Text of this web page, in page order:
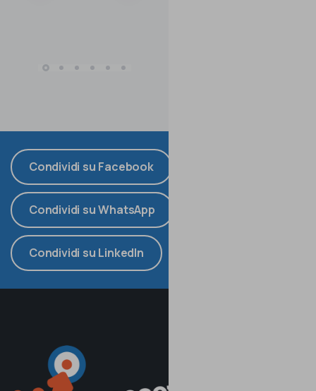
Condividi su Facebook
Condividi su WhatsApp
Condividi su LinkedIn